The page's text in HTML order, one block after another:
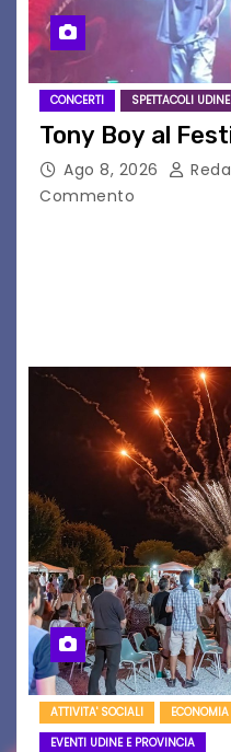
CONCERTI SPETTACOLI UDINE
Tony Boy al
Ago 8, 2026
Commento
ATTIVITA' SOCIALI
EVENTI UDINE E PROVINCIA